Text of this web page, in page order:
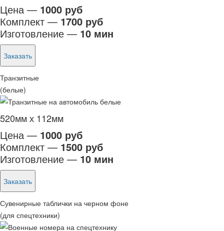
Цена — 1000 руб
Комплект — 1700 руб
Изготовление — 10 мин
Заказать
Транзитные
(белые)
520мм х 112мм
Цена — 1000 руб
Комплект — 1500 руб
Изготовление — 10 мин
Заказать
Сувенирные таблички на черном фоне
(для спецтехники)